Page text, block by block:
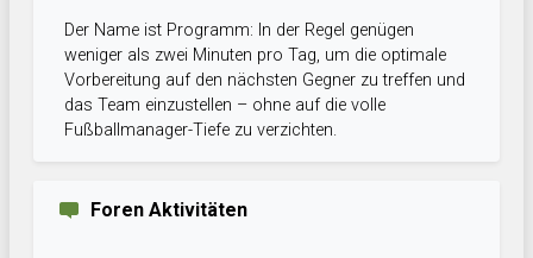
Der Name ist Programm: In der Regel genügen
weniger als zwei Minuten pro Tag, um die optimale
Vorbereitung auf den nächsten Gegner zu treffen und
das Team einzustellen – ohne auf die volle
Fußballmanager-Tiefe zu verzichten.
Foren Aktivitäten